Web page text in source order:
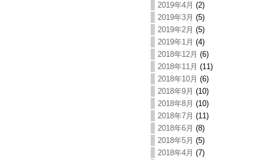
2019年4月 (2)
2019年3月 (5)
2019年2月 (5)
2019年1月 (4)
2018年12月 (6)
2018年11月 (11)
2018年10月 (6)
2018年9月 (10)
2018年8月 (10)
2018年7月 (11)
2018年6月 (8)
2018年5月 (5)
2018年4月 (7)